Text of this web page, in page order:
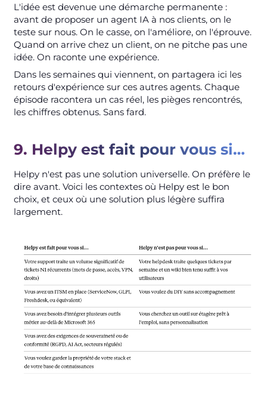
L'idée est devenue une démarche permanente :
avant de proposer un agent IA à nos clients, on le
teste sur nous. On le casse, on l'améliore, on l'éprouve.
Quand on arrive chez un client, on ne pitche pas une
idée. On raconte une expérience.
Dans les semaines qui viennent, on partagera ici les
retours d'expérience sur ces autres agents. Chaque
épisode racontera un cas réel, les pièges rencontrés,
les chiffres obtenus. Sans fard.
9. Helpy est fait pour vous si…
Helpy n'est pas une solution universelle. On préfère le
dire avant. Voici les contextes où Helpy est le bon
choix, et ceux où une solution plus légère suffira
largement.